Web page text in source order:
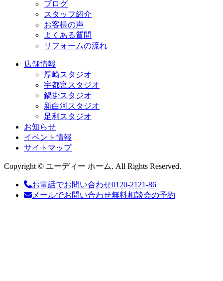
ブログ
スタッフ紹介
お客様の声
よくある質問
リフォームの流れ
店舗情報
厚崎スタジオ
宇都宮スタジオ
鍋掛スタジオ
新白河スタジオ
足利スタジオ
お知らせ
イベント情報
サイトマップ
Copyright © ユーディー ホーム. All Rights Reserved.
お電話でお問い合わせ0120-2121-86
メールでお問い合わせ無料相談会の予約